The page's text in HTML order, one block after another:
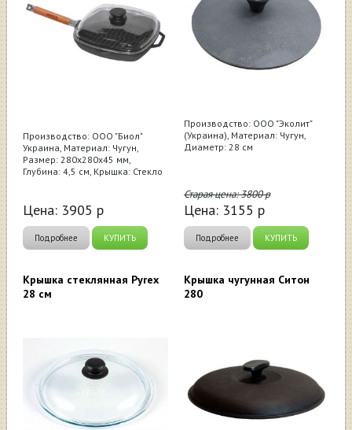
Производство: ООО "Биол"
Украина, Материал: Чугун,
Размер: 280х280х45 мм,
Глубина: 4,5 см, Крышка: Стекло
Цена: 3905 р
Подробнее КУПИТЬ
Производство: ООО "Эколит"
(Украина), Материал: Чугун,
Диаметр: 28 см
Старая цена:3800р
Цена: 3155 р
Подробнее КУПИТЬ
Крышка стеклянная Pyrex
28 см
Крышка чугунная Ситон
280